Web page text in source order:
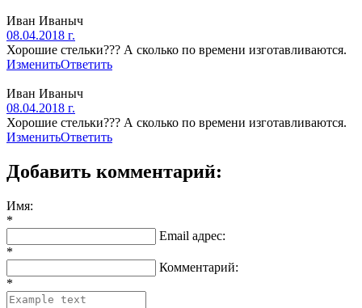
Иван Иваныч
08.04.2018 г.
Хорошие стельки??? А сколько по времени изготавливаются.
ИзменитьОтветить
Иван Иваныч
08.04.2018 г.
Хорошие стельки??? А сколько по времени изготавливаются.
ИзменитьОтветить
Добавить комментарий:
Имя:
*
Email адрес:
*
Комментарий:
*